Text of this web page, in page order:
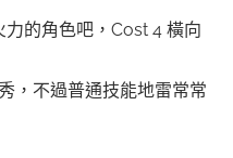
的角色吧，Cost 4 橫向
，不過普通技能地雷常常